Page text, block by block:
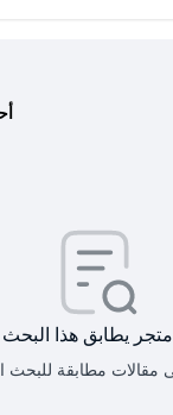
متجر يطابق هذا البحث